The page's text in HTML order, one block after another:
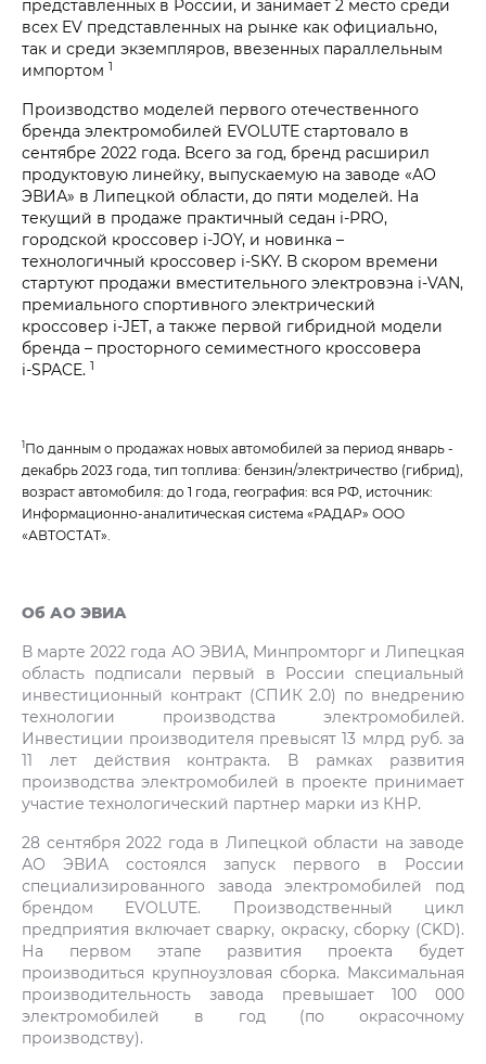
представленных в России, и занимает 2 место среди
всех EV представленных на рынке как официально,
так и среди экземпляров, ввезенных параллельным
импортом 1
Производство моделей первого отечественного
бренда электромобилей EVOLUTE стартовало в
сентябре 2022 года. Всего за год, бренд расширил
продуктовую линейку, выпускаемую на заводе «АО
ЭВИА» в Липецкой области, до пяти моделей. На
текущий в продаже практичный седан i‑PRO,
городской кроссовер i‑JOY, и новинка –
технологичный кроссовер i‑SKY. В скором времени
стартуют продажи вместительного электровэна i‑VAN,
премиального спортивного электрический
кроссовер i‑JET, а также первой гибридной модели
бренда – просторного семиместного кроссовера
i‑SPACE. 1
1По данным о продажах новых автомобилей за период январь -
декабрь 2023 года, тип топлива: бензин/электричество (гибрид),
возраст автомобиля: до 1 года, география: вся РФ, источник:
Информационно-аналитическая система «РАДАР» ООО
«АВТОСТАТ».
Об АО ЭВИА
В марте 2022 года АО ЭВИА, Минпромторг и Липецкая
область подписали первый в России специальный
инвестиционный контракт (СПИК 2.0) по внедрению
технологии производства электромобилей.
Инвестиции производителя превысят 13 млрд руб. за
11 лет действия контракта. В рамках развития
производства электромобилей в проекте принимает
участие технологический партнер марки из КНР.
28 сентября 2022 года в Липецкой области на заводе
АО ЭВИА состоялся запуск первого в России
специализированного завода электромобилей под
брендом EVOLUTE. Производственный цикл
предприятия включает сварку, окраску, сборку (CKD).
На первом этапе развития проекта будет
производиться крупноузловая сборка. Максимальная
производительность завода превышает 100 000
электромобилей в год (по окрасочному
производству).